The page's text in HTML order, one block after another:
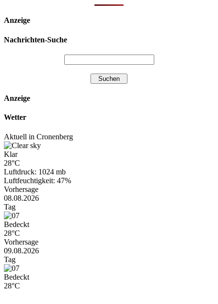
Anzeige
Nachrichten-Suche
Anzeige
Wetter
Aktuell in Cronenberg
Klar
28°C
Luftdruck: 1024 mb
Luftfeuchtigkeit: 47%
Vorhersage
08.08.2026
Tag
Bedeckt
28°C
Vorhersage
09.08.2026
Tag
Bedeckt
28°C